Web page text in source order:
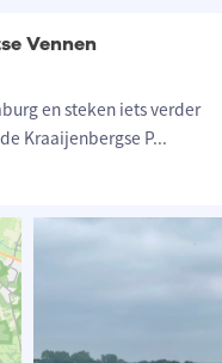
Vennen
en steken iets verder
Kraaijenbergse P...